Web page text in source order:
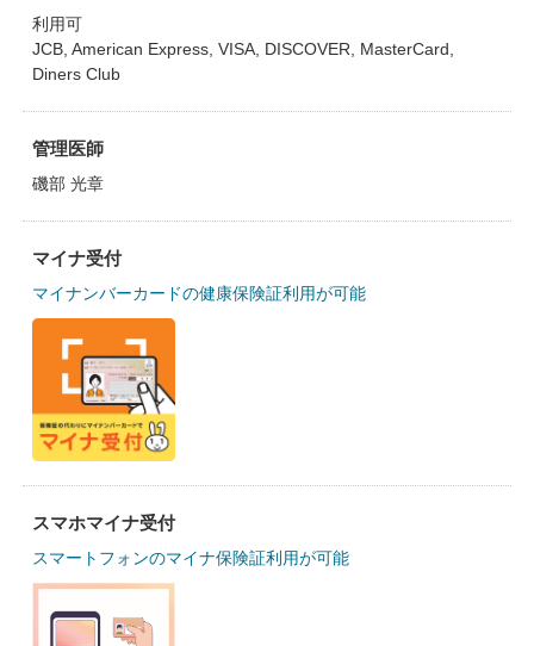
利用可
JCB, American Express, VISA, DISCOVER, MasterCard,
Diners Club
管理医師
磯部 光章
マイナ受付
マイナンバーカードの健康保険証利用が可能
スマホマイナ受付
スマートフォンのマイナ保険証利用が可能